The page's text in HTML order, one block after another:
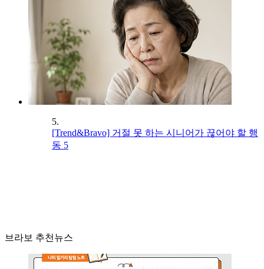
5.
[Trend&Bravo] 거절 못 하는 시니어가 끊어야 할 행
동 5
브라보 추천뉴스